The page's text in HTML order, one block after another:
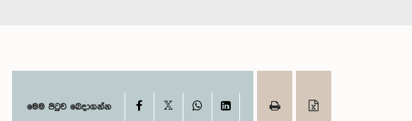
මෙම පිටුව බෙදාගන්න Facebook WhatsAppLinkedIn